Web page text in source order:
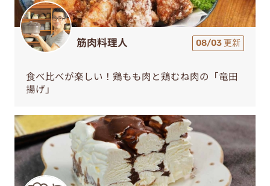
筋肉料理人 08/03 更新
食べ比べが楽しい！鶏もも肉と鶏むね肉の「竜田
揚げ」